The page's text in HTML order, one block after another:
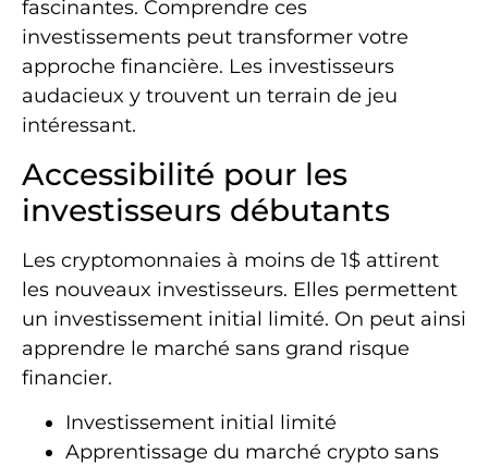
fascinantes. Comprendre ces
investissements peut transformer votre
approche financière. Les investisseurs
audacieux y trouvent un terrain de jeu
intéressant.
Accessibilité pour les
investisseurs débutants
Les cryptomonnaies à moins de 1$ attirent
les nouveaux investisseurs. Elles permettent
un investissement initial limité. On peut ainsi
apprendre le marché sans grand risque
financier.
Investissement initial limité
Apprentissage du marché crypto sans